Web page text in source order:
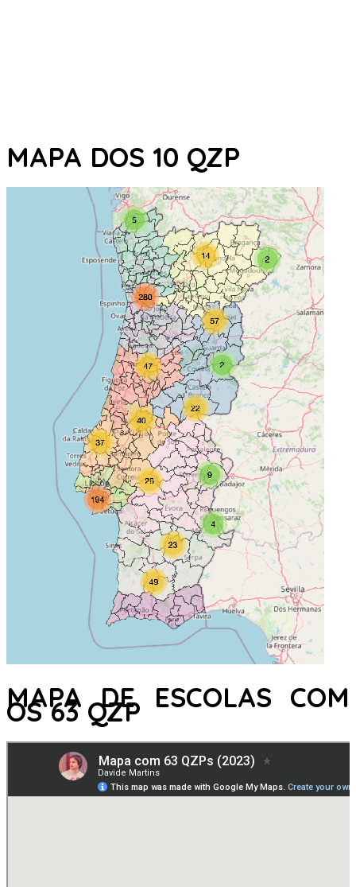
MAPA DOS 10 QZP
MAPA DE ESCOLAS COM
OS 63 QZP